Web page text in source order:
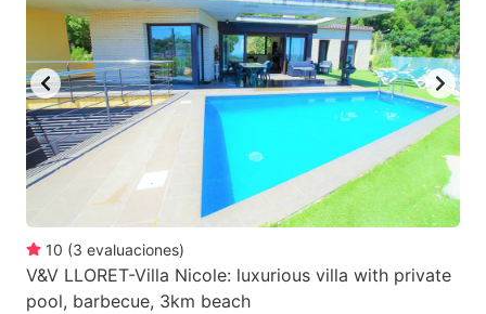
10 (3 evaluaciones)
V&V LLORET-Villa Nicole: luxurious villa with private
pool, barbecue, 3km beach